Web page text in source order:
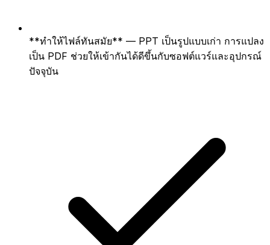
**ทำให้ไฟล์ทันสมัย** — PPT เป็นรูปแบบเก่า การแปลง
เป็น PDF ช่วยให้เข้ากันได้ดีขึ้นกับซอฟต์แวร์และอุปกรณ์
ปัจจุบัน